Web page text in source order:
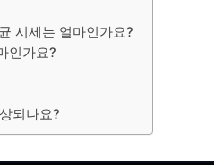
시세는 얼마인가요?
인가요?
되나요?